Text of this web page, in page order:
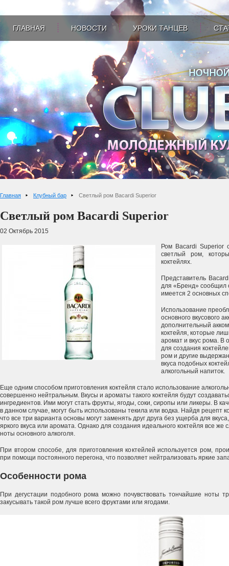
ГЛАВНАЯ НОВОСТИ УРОКИ ТАНЦЕВ
Главная Клубный бар Светлый ром Bacardi Superior
Светлый ром Bacardi Superior
02 Октябрь 2015
Ром Bacardi Superior
светлый ром,
коктейлях.
Представитель
для «Бренд» сообщил
имеется 2 основных
Использование
основного вкусового
дополнительный
коктейля, которые
аромат и вкус рома. В
для создания
ром и другие
вкуса подобных
алкогольный напиток.
Еще одним способом приготовления коктейля стало использование
совершенно нейтральным. Вкусы и ароматы такого коктейля будут
ингредиентов. Ими могут стать фрукты, ягоды, соки, сиропы или ликеры. В
в данном случае, могут быть использованы текила или водка. Найдя рецепт
что все три варианта основы могут заменять друг друга без ущерба для
яркого вкуса или аромата. Однако для создания идеального коктейля все
ноты основного алкоголя.
При втором способе, для приготовления коктейлей используется ром,
при помощи постоянного перегона, что позволяет нейтрализовать яркие
Особенности рома
При дегустации подобного рома можно почувствовать тончайшие ноты
закусывать такой ром лучше всего фруктами или ягодами.